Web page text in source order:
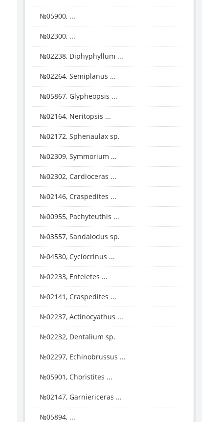
№05900, ...
№02300, ...
№02238, Diphyphyllum ...
№02264, Semiplanus ...
№05867, Glypheopsis ...
№02164, Neritopsis ...
№02172, Sphenaulax sp.
№02309, Symmorium ...
№02302, Cardioceras ...
№02146, Craspedites ...
№00955, Pachyteuthis ...
№03557, Sandalodus sp.
№04530, Cyclocrinus ...
№02233, Enteletes ...
№02141, Craspedites ...
№02237, Actinocyathus ...
№02232, Dentalium sp.
№02297, Echinobrussus ...
№05901, Choristites ...
№02147, Garniericeras ...
№05894, ...